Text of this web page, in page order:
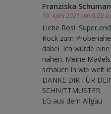
Franziska
10. April 2021 um 9:29
Liebe Rosi.
Rock zum
dabei. Ich würde
nähen. Meine
schauen in wie weit
DANKE DIR FÜR
SCHNITTMUSTER.
LG aus dem Allgäu